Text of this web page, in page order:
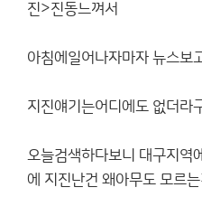
진>진동느껴서
아침에일어나자마자 뉴스보
지진얘기는어디에도 없더라
오늘검색하다보니 대구지역
에 지진난건 왜아무도 모르